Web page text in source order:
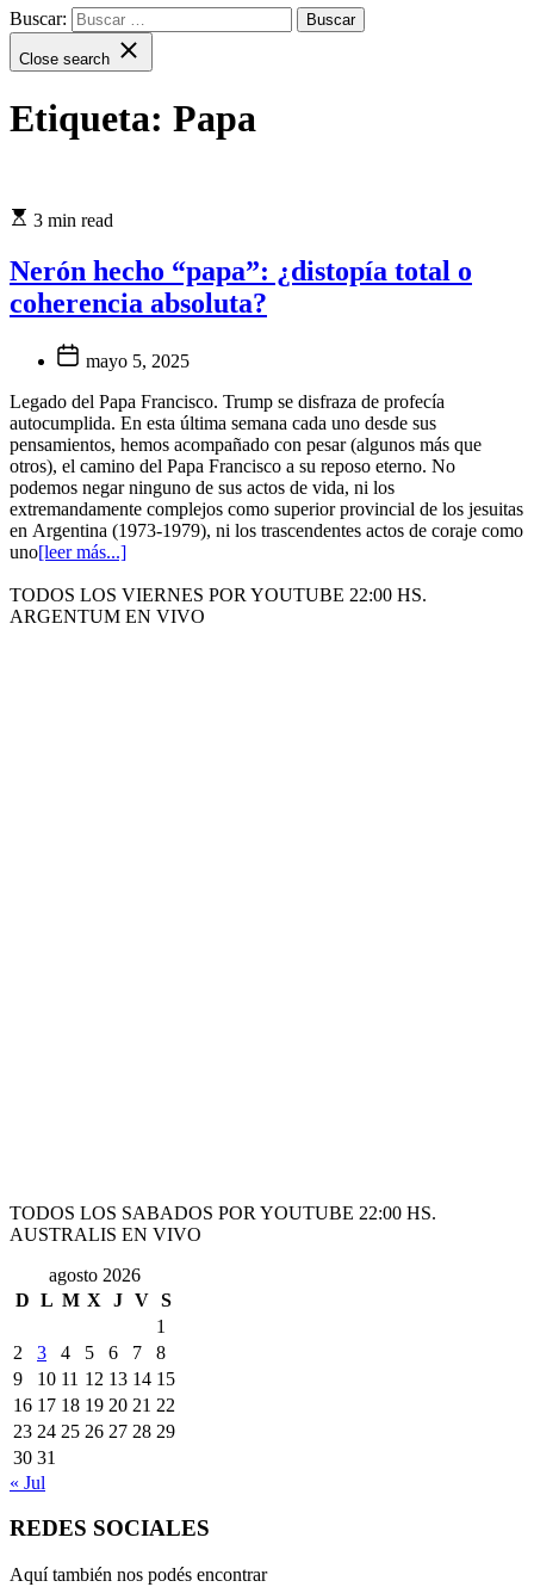
Buscar:
Close search
Etiqueta: Papa
3 min read
Nerón hecho “papa”: ¿distopía total o
coherencia absoluta?
mayo 5, 2025
Legado del Papa Francisco. Trump se disfraza de profecía
autocumplida. En esta última semana cada uno desde sus
pensamientos, hemos acompañado con pesar (algunos más que
otros), el camino del Papa Francisco a su reposo eterno. No
podemos negar ninguno de sus actos de vida, ni los
extremandamente complejos como superior provincial de los jesuitas
en Argentina (1973-1979), ni los trascendentes actos de coraje como
uno[leer más...]
TODOS LOS VIERNES POR YOUTUBE 22:00 HS.
ARGENTUM EN VIVO
TODOS LOS SABADOS POR YOUTUBE 22:00 HS.
AUSTRALIS EN VIVO
agosto 2026
D L M X J V S
1
2
3 4 5 6 7
8
9
10 11 12 13 14 15
16 17 18 19 20 21 22
23 24 25 26 27 28 29
30 31
« Jul
REDES SOCIALES
Aquí también nos podés encontrar